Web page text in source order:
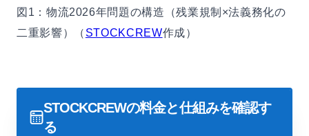
図1：物流2026年問題の構造（残業規制×法義務化の
二重影響）（ STOCKCREW作成）
STOCKCREWの料金と仕組みを確認す
る